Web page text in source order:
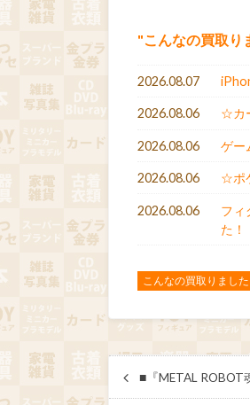
こんなの買取り
2026.08.07
2026.08.06 ☆カ
2026.08.06 ゲー
2026.08.06 ☆ポ
2026.08.06
フィ
た！
こんなの買取りました
■『METAL